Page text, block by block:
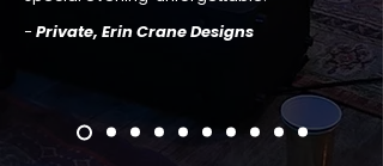
-Private, Erin Crane Designs